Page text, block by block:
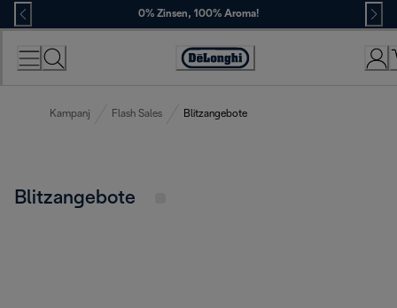
Skip
to
Content
0% Zinsen, 100% Aroma!
Erklärung
Zugänglichkeit
Kampanj Flash Sales Blitzangebote
Blitzangebote